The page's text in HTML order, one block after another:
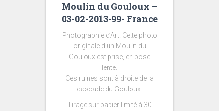
Moulin du Gouloux –
03-02-2013-99- France
Photographie d’Art. Cette photo
originale d’un Moulin du
Gouloux est prise, en pose
lente.
Ces ruines sont à droite de la
cascade du Gouloux.
Tirage sur papier limité à 30